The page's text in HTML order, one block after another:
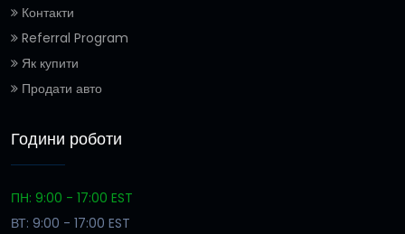
Контакти
Referral Program
Як купити
Продати авто
Години роботи
ПН: 9:00 - 17:00 EST
ВТ: 9:00 - 17:00 EST